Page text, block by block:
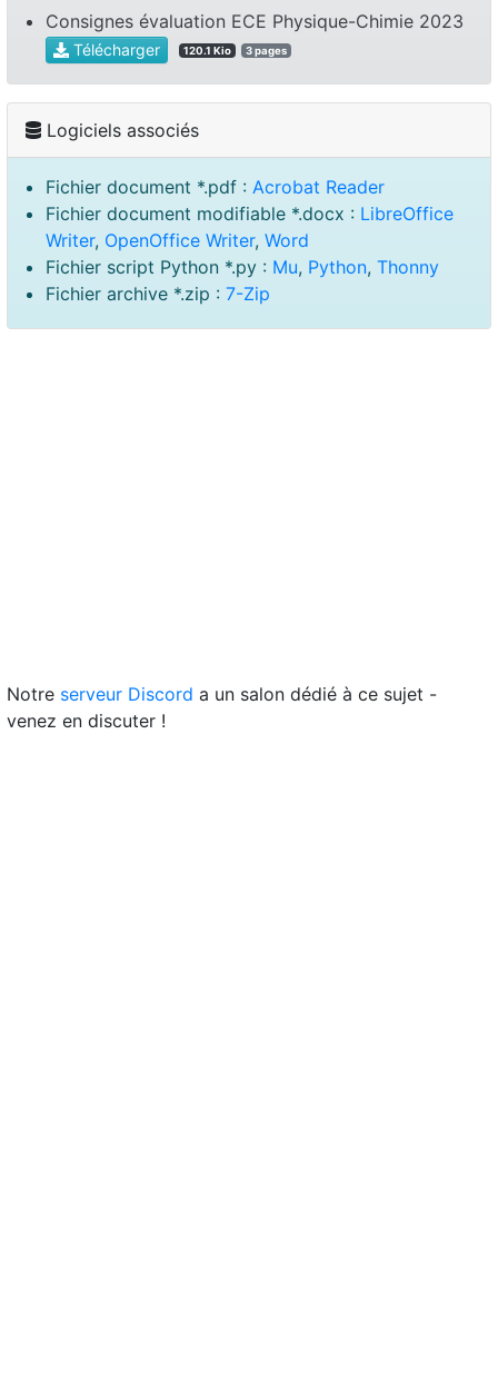
Consignes évaluation ECE Physique-Chimie 2023
Télécharger 120.1 Kio 3 pages
Logiciels associés
Fichier document *.pdf : Acrobat Reader
Fichier document modifiable *.docx : LibreOffice
Writer, OpenOffice Writer, Word
Fichier script Python *.py : Mu, Python, Thonny
Fichier archive *.zip : 7-Zip
Notre serveur Discord a un salon dédié à ce sujet -
venez en discuter !